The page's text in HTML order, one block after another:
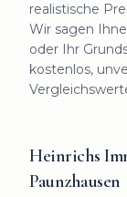
realistische
Wir sagen
oder Ihr
kostenlos,
Heinrichs
Paunzhausen